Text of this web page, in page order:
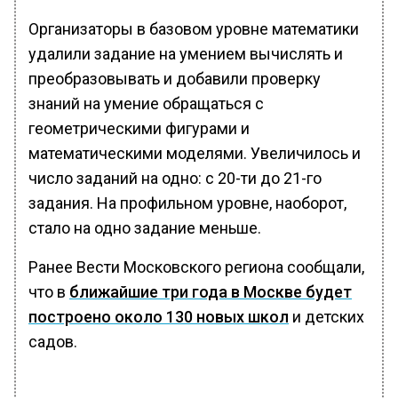
Организаторы в базовом уровне математики
удалили задание на умением вычислять и
преобразовывать и добавили проверку
знаний на умение обращаться с
геометрическими фигурами и
математическими моделями. Увеличилось и
число заданий на одно: с 20-ти до 21-го
задания. На профильном уровне, наоборот,
стало на одно задание меньше.
Ранее Вести Московского региона сообщали,
что в ближайшие три года в Москве будет
построено около 130 новых школ и детских
садов.